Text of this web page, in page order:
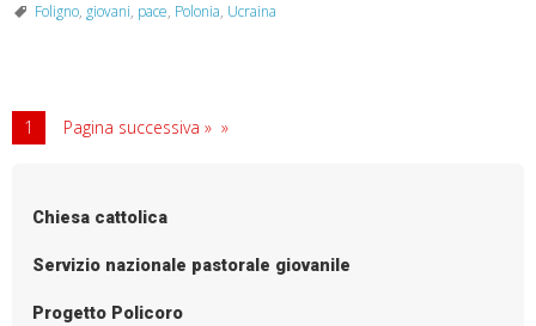
Foligno, giovani, pace, Polonia, Ucraina
1 Pagina successiva »
Chiesa cattolica
Servizio nazionale pastorale giovanile
Progetto Policoro